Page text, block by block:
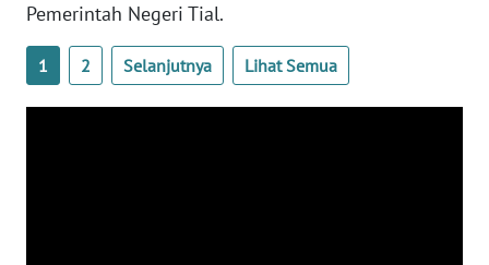
Pemerintah Negeri Tial.
1 2 Selanjutnya Lihat Semua
WN